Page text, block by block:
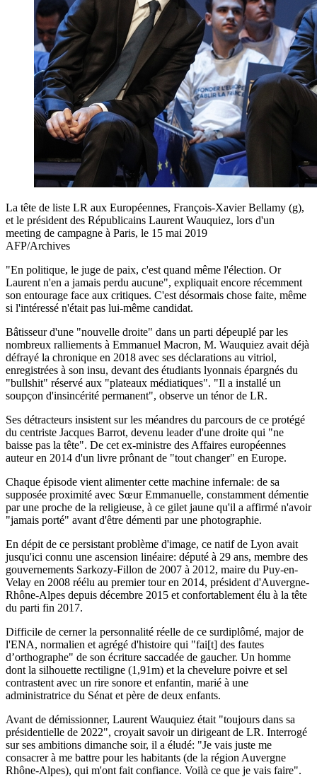
La tête de liste LR aux Européennes, François-Xavier Bellamy (g),
et le président des Républicains Laurent Wauquiez, lors d'un
meeting de campagne à Paris, le 15 mai 2019
AFP/Archives
"En politique, le juge de paix, c'est quand même l'élection. Or
Laurent n'en a jamais perdu aucune", expliquait encore récemment
son entourage face aux critiques. C'est désormais chose faite, même
si l'intéressé n'était pas lui-même candidat.
Bâtisseur d'une "nouvelle droite" dans un parti dépeuplé par les
nombreux ralliements à Emmanuel Macron, M. Wauquiez avait déjà
défrayé la chronique en 2018 avec ses déclarations au vitriol,
enregistrées à son insu, devant des étudiants lyonnais épargnés du
"bullshit" réservé aux "plateaux médiatiques". "Il a installé un
soupçon d'insincérité permanent", observe un ténor de LR.
Ses détracteurs insistent sur les méandres du parcours de ce protégé
du centriste Jacques Barrot, devenu leader d'une droite qui "ne
baisse pas la tête". De cet ex-ministre des Affaires européennes
auteur en 2014 d'un livre prônant de "tout changer" en Europe.
Chaque épisode vient alimenter cette machine infernale: de sa
supposée proximité avec Sœur Emmanuelle, constamment démentie
par une proche de la religieuse, à ce gilet jaune qu'il a affirmé n'avoir
"jamais porté" avant d'être démenti par une photographie.
En dépit de ce persistant problème d'image, ce natif de Lyon avait
jusqu'ici connu une ascension linéaire: député à 29 ans, membre des
gouvernements Sarkozy-Fillon de 2007 à 2012, maire du Puy-en-
Velay en 2008 réélu au premier tour en 2014, président d'Auvergne-
Rhône-Alpes depuis décembre 2015 et confortablement élu à la tête
du parti fin 2017.
Difficile de cerner la personnalité réelle de ce surdiplômé, major de
l'ENA, normalien et agrégé d'histoire qui "fai[t] des fautes
d’orthographe" de son écriture saccadée de gaucher. Un homme
dont la silhouette rectiligne (1,91m) et la chevelure poivre et sel
contrastent avec un rire sonore et enfantin, marié à une
administratrice du Sénat et père de deux enfants.
Avant de démissionner, Laurent Wauquiez était "toujours dans sa
présidentielle de 2022", croyait savoir un dirigeant de LR. Interrogé
sur ses ambitions dimanche soir, il a éludé: "Je vais juste me
consacrer à me battre pour les habitants (de la région Auvergne
Rhône-Alpes), qui m'ont fait confiance. Voilà ce que je vais faire".